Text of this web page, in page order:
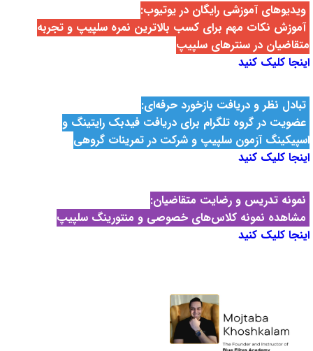
ویدیوهای آموزشی رایگان در یوتیوب:
آموزش نکات مهم برای کسب بالاترین نمره سلپیپ و تجربه
متقاضیان در سنترهای سلپیپ
اینجا کلیک کنید
تبادل نظر و دریافت بازخورد حرفه‌ای:
عضویت در گروه تلگرام برای دریافتفیدبک رایتینگ و
اسپیکینگ آزمون سلپیپ و شرکت در تمرینات گروهی
اینجا کلیک کنید
نمونه تدریس و رضایت متقاضیان:
مشاهده نمونه‌ کلاس‌های خصوصی و منتورینگ سلپیپ
اینجا کلیک کنید